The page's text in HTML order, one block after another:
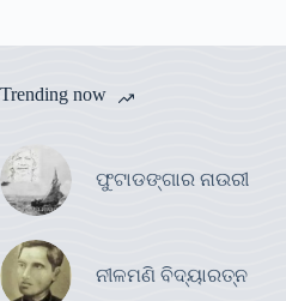
Trending now
ଫୁଟାଡଙ୍ଗାର ନାଉରୀ
ନୀଳମଣି ବିଦ୍ୟାରତ୍ନ